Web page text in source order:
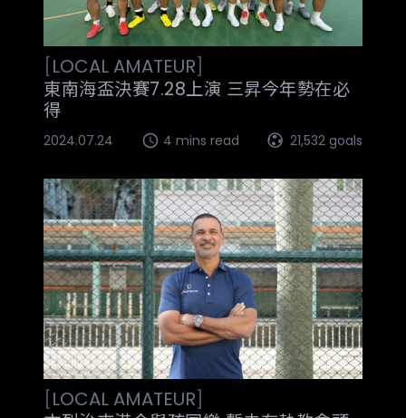
[LOCAL AMATEUR]
東南海盃決賽7.28上演 三昇今年勢在必
得
2024.07.24 4 mins read 21,532 goals
[LOCAL AMATEUR]